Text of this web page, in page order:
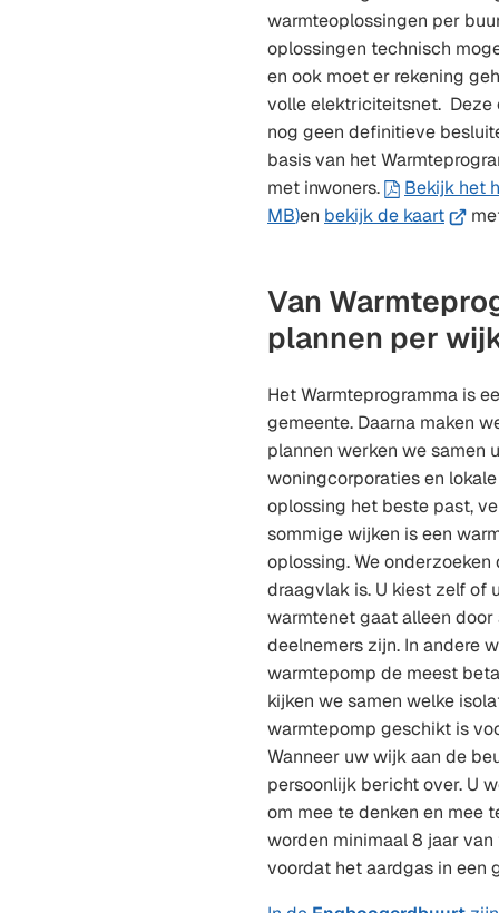
warmteoplossingen per
oplossingen technisch
en ook moet er rekening
volle elektriciteitsnet. Deze
nog geen definitieve
basis van het
met inwoners.
Bekijk het
MB)en bekijk de kaart
Van
plannen per
Het Warmteprogramma is
gemeente. Daarna maken
plannen werken we samen
woningcorporaties en
oplossing het beste past,
sommige wijken is een
oplossing. We
draagvlak is. U kiest zelf of
warmtenet gaat alleen door
deelnemers zijn. In andere
warmtepomp de meest
kijken we samen welke
warmtepomp geschikt is
Wanneer uw wijk aan de
persoonlijk bericht over. U
om mee te denken en mee
worden minimaal 8 jaar
voordat het aardgas in een